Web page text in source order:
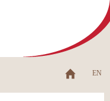
EN